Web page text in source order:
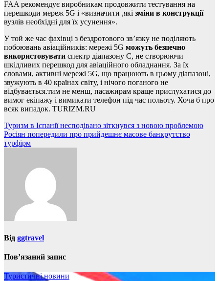
FAA рекомендує виробникам продовжити тестування на
перешкоди мереж 5G і «визначити ,які зміни в конструкції
вузлів необхідні для їх усунення».
У той же час фахівці з бездротового зв’язку не поділяють
побоювань авіаційників: мережі 5G можуть безпечно
використовувати спектр діапазону С, не створюючи
шкідливих перешкод для авіаційного обладнання. За їх
словами, активні мережі 5G, що працюють в цьому діапазоні,
звужують в 40 країнах світу, і нічого поганого не
відбувається.тим не менш, пасажирам краще прислухатися до
вимог екіпажу і вимикати телефон під час польоту. Хоча б про
всяк випадок. TURIZM.RU
Навігація
записів
Туризм в Іспанії несподівано зіткнувся з новою проблемою
Росіян попередили про прийдешнє масове банкрутство
турфірм
Від ggtravel
Пов’язаний запис
Туристичні новини